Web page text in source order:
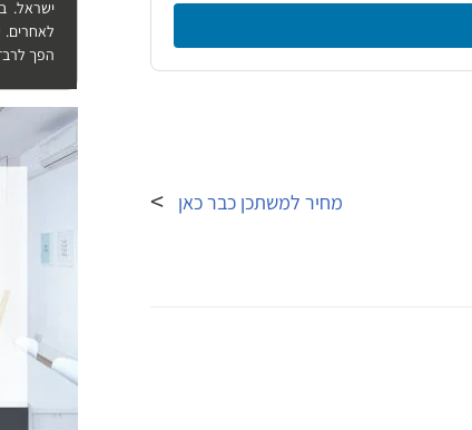
מחיר למשתכן כבר כאן
הפך